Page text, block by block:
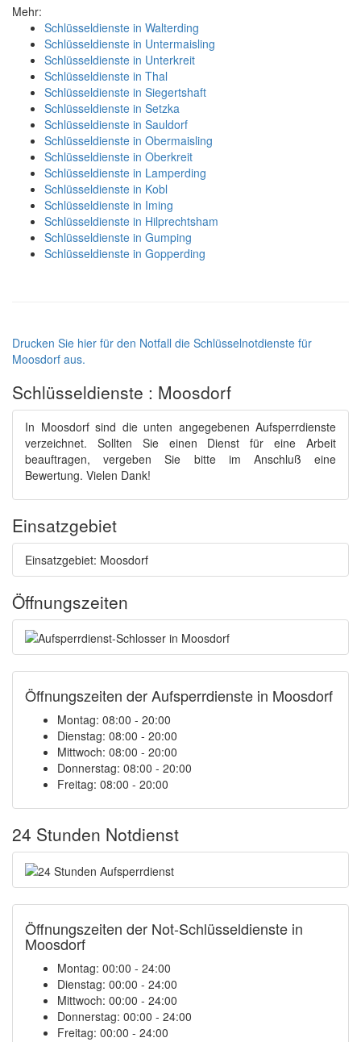
Mehr:
Schlüsseldienste in Walterding
Schlüsseldienste in Untermaisling
Schlüsseldienste in Unterkreit
Schlüsseldienste in Thal
Schlüsseldienste in Siegertshaft
Schlüsseldienste in Setzka
Schlüsseldienste in Sauldorf
Schlüsseldienste in Obermaisling
Schlüsseldienste in Oberkreit
Schlüsseldienste in Lamperding
Schlüsseldienste in Kobl
Schlüsseldienste in Iming
Schlüsseldienste in Hilprechtsham
Schlüsseldienste in Gumping
Schlüsseldienste in Gopperding
Drucken Sie hier für den Notfall die Schlüsselnotdienste für
Moosdorf aus.
Schlüsseldienste : Moosdorf
In Moosdorf sind die unten angegebenen Aufsperrdienste
verzeichnet. Sollten Sie einen Dienst für eine Arbeit
beauftragen, vergeben Sie bitte im Anschluß eine
Bewertung. Vielen Dank!
Einsatzgebiet
Einsatzgebiet: Moosdorf
Öffnungszeiten
Öffnungszeiten der Aufsperrdienste in Moosdorf
Montag: 08:00 - 20:00
Dienstag: 08:00 - 20:00
Mittwoch: 08:00 - 20:00
Donnerstag: 08:00 - 20:00
Freitag: 08:00 - 20:00
24 Stunden Notdienst
Öffnungszeiten der Not-Schlüsseldienste in
Moosdorf
Montag: 00:00 - 24:00
Dienstag: 00:00 - 24:00
Mittwoch: 00:00 - 24:00
Donnerstag: 00:00 - 24:00
Freitag: 00:00 - 24:00